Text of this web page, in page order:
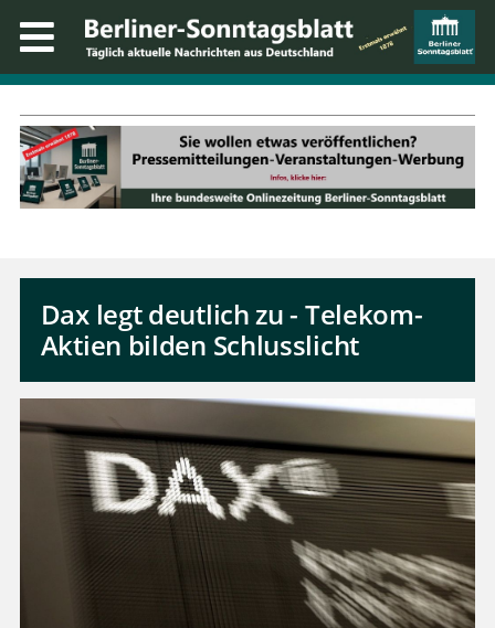
Dax legt deutlich zu - Telekom-
Aktien bilden Schlusslicht